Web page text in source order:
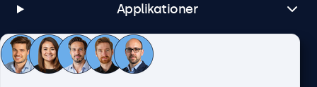
Applikationer
Kundtjänst